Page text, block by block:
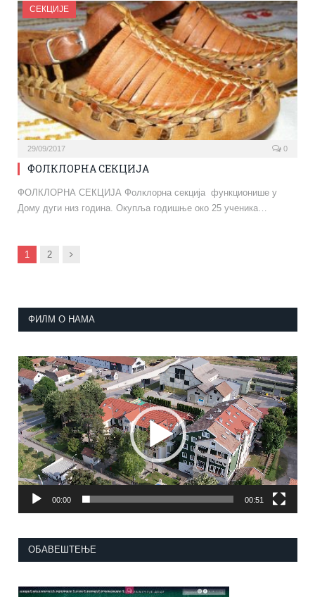
СЕКЦИЈЕ
29/09/2017 0
ФОЛКЛОРНА СЕКЦИЈА
ФОЛКЛОРНА СЕКЦИЈА Фолклорна секција функционише у
Дому дуги низ година. Окупља годишње око 25 ученика…
1 2 Next
ФИЛМ О НАМА
Прегледач
видео
записа
00:00 00:51
ОБАВЕШТЕЊЕ